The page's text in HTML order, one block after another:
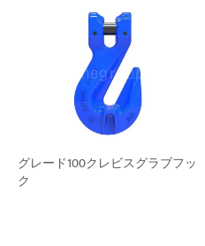
グレード100クレビスグラブフッ
ク